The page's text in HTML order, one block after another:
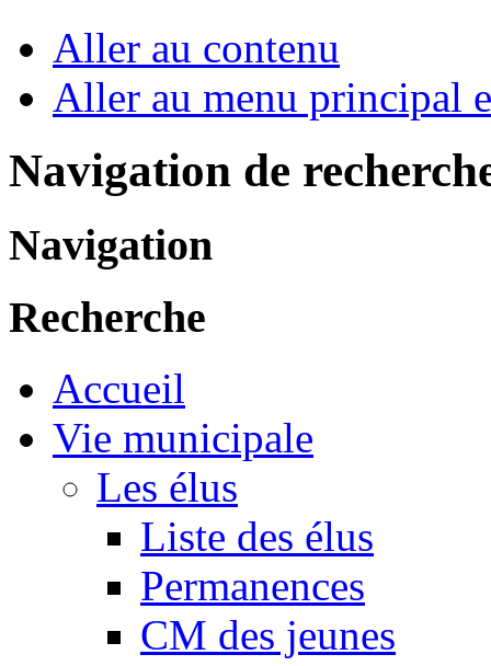
Aller au contenu
Aller au menu principal
Navigation de
Navigation
Recherche
Accueil
Vie municipale
Les élus
Liste des élus
Permanences
CM des jeunes